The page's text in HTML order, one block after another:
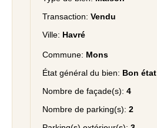
Transaction: Vendu
Ville: Havré
Commune: Mons
État général du bien: Bon état
Nombre de façade(s): 4
Nombre de parking(s): 2